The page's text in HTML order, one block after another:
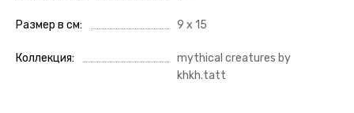
Размер в см 9 х 15
Коллекция
mythical creatures by
khkh.tatt